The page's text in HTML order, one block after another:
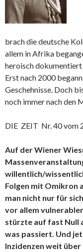
brach die deutsche
allem in Afrika
heroisch dokumentiert
Erst nach 2000
Geschehnisse. Doch
noch immer nach den
DIE ZEIT Nr. 40 vom
Auf der Wiener
willentlich/
Folgen mit Omikron
man nicht nur für
vor allem
stürzte auf fast Null
was passiert. Und
Inzidenzen weit über